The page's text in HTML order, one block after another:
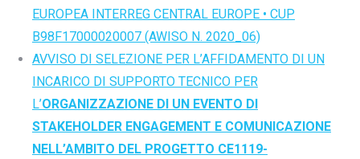
EUROPEA INTERREG CENTRAL EUROPE • CUP
B98F17000020007 (AWISO N. 2020_06)
AVVISO DI SELEZIONE PER L’AFFIDAMENTO DI UN
INCARICO DI SUPPORTO TECNICO PER
L’ORGANIZZAZIONE DI UN EVENTO DI
STAKEHOLDER ENGAGEMENT E COMUNICAZIONE
NELL’AMBITO DEL PROGETTO CE1119-